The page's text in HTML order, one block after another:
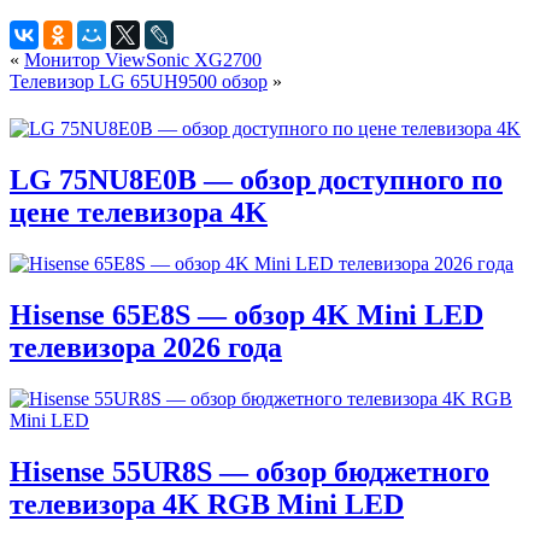
« Монитор ViewSonic XG2700
Телевизор LG 65UH9500 обзор »
LG 75NU8E0B — обзор доступного по
цене телевизора 4K
Hisense 65E8S — обзор 4K Mini LED
телевизора 2026 года
Hisense 55UR8S — обзор бюджетного
телевизора 4K RGB Mini LED